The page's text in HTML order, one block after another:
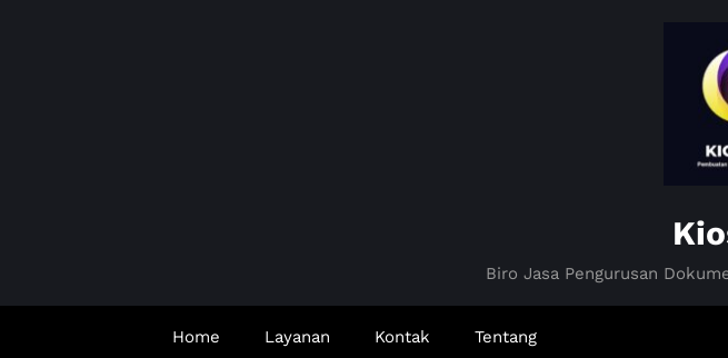
Biro Jasa Pengurusan
Home Layanan Kontak Tentang